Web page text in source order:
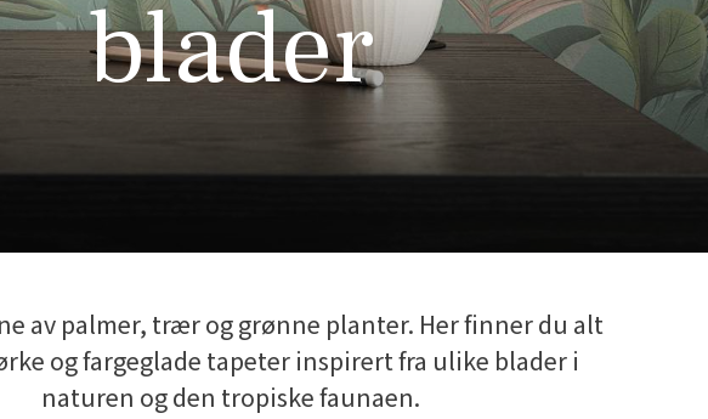
blader
av palmer, trær og grønne planter. Her finner du alt
og fargeglade tapeter inspirert fra ulike blader i
naturen og den tropiske faunaen.